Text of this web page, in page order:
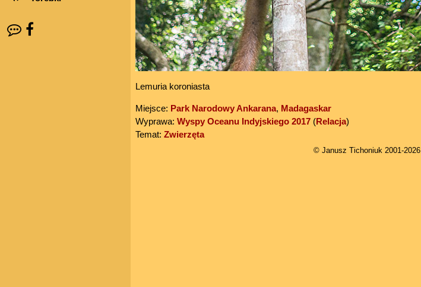
Lemuria koroniasta
Miejsce: Park Narodowy Ankarana, Madagaskar
Wyprawa: Wyspy Oceanu Indyjskiego 2017(Relacja)
Temat: Zwierzęta
© Janusz Tichoniuk 2001-2026